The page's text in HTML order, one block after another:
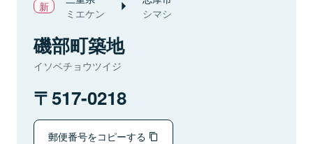
ミエケン シマシ
磯部町築地
イソベチョウツイジ
517-0218
郵便番号をコピーする